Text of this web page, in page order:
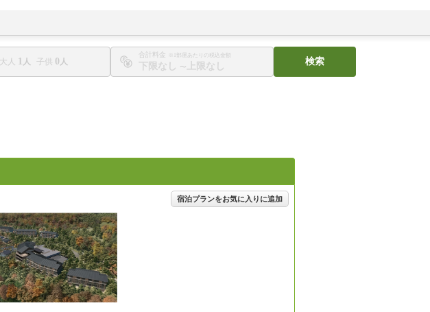
大人 1 子供 0
合計料金 ※1部屋あたりの税込金額
〜
検索
宿泊プランをお気に入りに追加